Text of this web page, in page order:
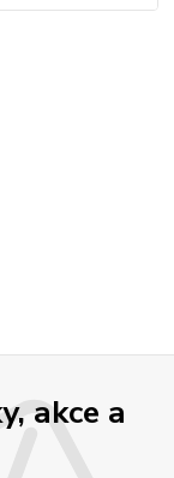
akce a